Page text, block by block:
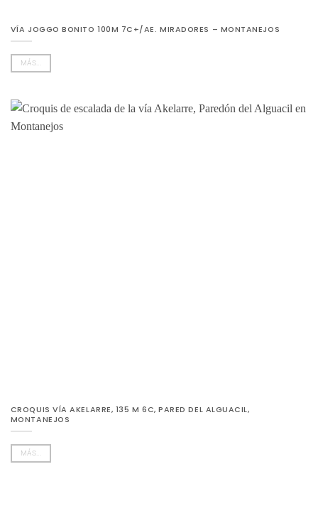
VÍA JOGGO BONITO 100M 7C+/AE. MIRADORES – MONTANEJOS
MÁS...
CROQUIS VÍA AKELARRE, 135 M 6C, PARED DEL ALGUACIL,
MONTANEJOS
MÁS...